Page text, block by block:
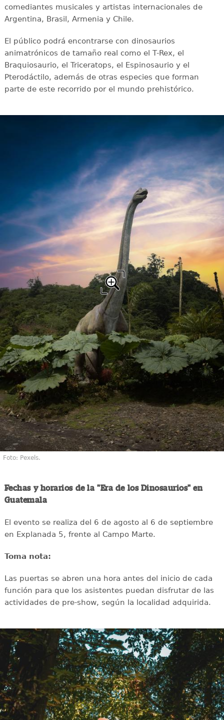
comediantes musicales y artistas internacionales de
Argentina, Brasil, Armenia y Chile.
El público podrá encontrarse con dinosaurios
animatrónicos de tamaño real como el T-Rex, el
Braquiosaurio, el Triceratops, el Espinosaurio y el
Pterodáctilo, además de otras especies que forman
parte de este recorrido por el mundo prehistórico.
Foto: Pexels.
Fechas y horarios de la "Era de los Dinosaurios" en
Guatemala
El evento se realiza del 6 de agosto al 6 de septiembre
en Explanada 5, frente al Campo Marte.
Toma nota:
Las puertas se abren una hora antes del inicio de cada
función para que los asistentes puedan disfrutar de las
actividades de pre-show, según la localidad adquirida.